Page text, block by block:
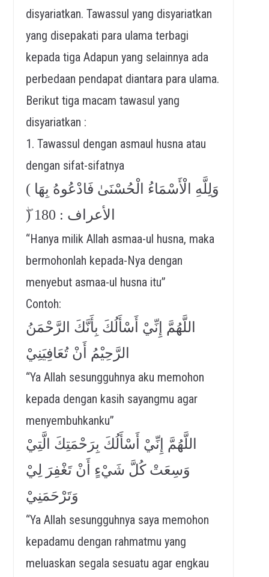
disyariatkan. Tawassul yang disyariatkan
yang disepakati para ulama terbagi
kepada tiga Adapun yang selainnya ada
perbedaan pendapat diantara para ulama.
Berikut tiga macam tawasul yang
disyariatkan :
1. Tawassul dengan asmaul husna atau
dengan sifat-sifatnya
( وَلِلَّهِ الْأَسْمَاءُ الْحُسْنَىٰ فَادْعُوهُ بِهَا
ۖ) الأعراف : 180
“Hanya milik Allah asmaa-ul husna, maka
bermohonlah kepada-Nya dengan
menyebut asmaa-ul husna itu”
Contoh:
اللَّهُمَّ إِنِّيْ أَسْأَلُكَ بِأَنَّكَ الرَّحْمَنُ
الرَّحِيْمُ أَنْ تُعَافِيَنِيْ
“Ya Allah sesungguhnya aku memohon
kepada dengan kasih sayangmu agar
menyembuhkanku”
اللَّهُمَّ إِنِّيْ أَسْأَلُكَ بِرَحْمَتِكَ الَّتِيْ
وَسِعَتْ كُلَّ شَيْءٍ أَنْ تَغْفِرَ لِيْ
وَتَرْحَمَنِيْ
“Ya Allah sesungguhnya saya memohon
kepadamu dengan rahmatmu yang
meluaskan segala sesuatu agar engkau